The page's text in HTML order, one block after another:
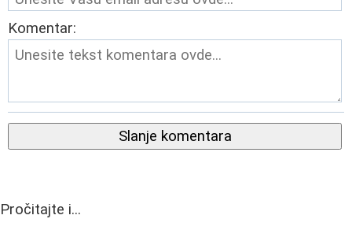
Komentar:
Slanje komentara
Pročitajte i...